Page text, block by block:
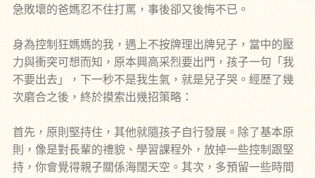
急敗壞的爸媽忍不住打罵，事後卻又後悔不已。
身為控制狂媽媽的我，遇上不按牌理出牌兒子，當中的壓
力與衝突可想而知，原本興高采烈要出門，孩子一句「我
不要出去」，下一秒不是我生氣，就是兒子哭。經歷了幾
次磨合之後，終於摸索出幾招策略：
首先，原則堅持住，其他就隨孩子自行發展。除了基本原
則，像是對長輩的禮貌、學習課程外，放掉一些控制跟堅
持，你會覺得親子關係海闊天空。其次，多預留一些時間